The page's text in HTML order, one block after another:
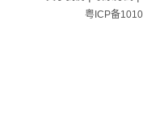
粤ICP备